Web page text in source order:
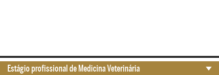
Estágio profissional de Medicina Veterinária